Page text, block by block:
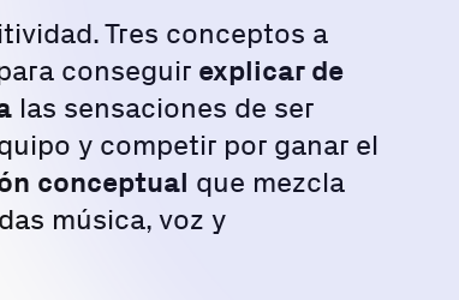
Tres conceptos a
conseguir explicar de
las sensaciones de ser
y competir por ganar el
conceptual que mezcla
música, voz y